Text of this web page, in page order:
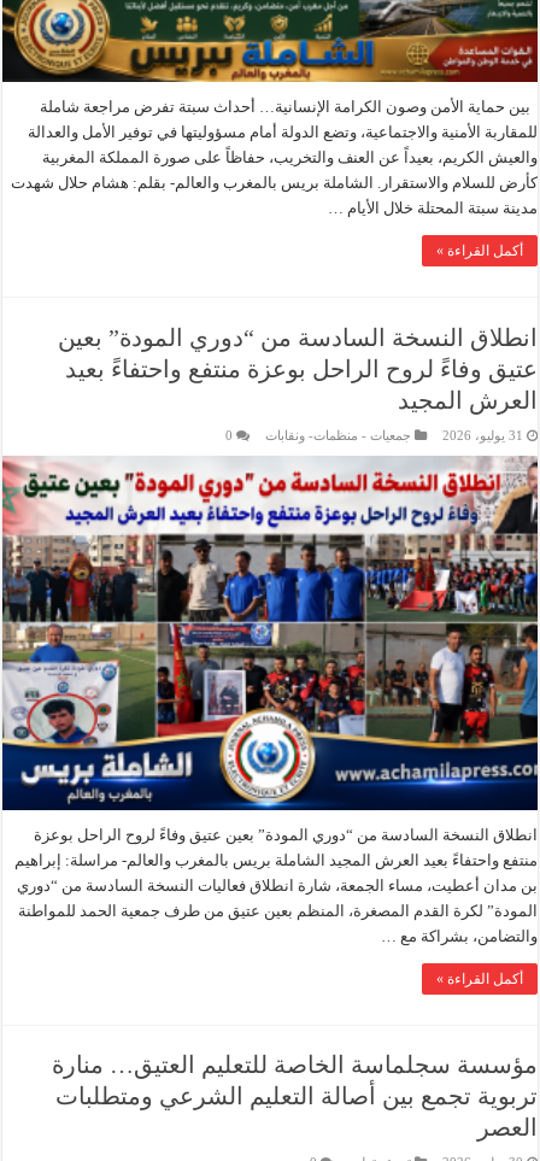
بين حماية الأمن وصون الكرامة الإنسانية… أحداث سبتة تفرض مراجعة شاملة
للمقاربة الأمنية والاجتماعية، وتضع الدولة أمام مسؤوليتها في توفير الأمل والعدالة
والعيش الكريم، بعيداً عن العنف والتخريب، حفاظاً على صورة المملكة المغربية
كأرض للسلام والاستقرار. الشاملة بريس بالمغرب والعالم- بقلم: هشام حلال شهدت
مدينة سبتة المحتلة خلال الأيام …
أكمل القراءة »
انطلاق النسخة السادسة من “دوري المودة” بعين
عتيق وفاءً لروح الراحل بوعزة منتفع واحتفاءً بعيد
العرش المجيد
31 يوليو، 2026 جمعيات - منظمات- ونقابات 0
انطلاق النسخة السادسة من “دوري المودة” بعين عتيق وفاءً لروح الراحل بوعزة
منتفع واحتفاءً بعيد العرش المجيد الشاملة بريس بالمغرب والعالم- مراسلة: إبراهيم
بن مدان أعطيت، مساء الجمعة، شارة انطلاق فعاليات النسخة السادسة من “دوري
المودة” لكرة القدم المصغرة، المنظم بعين عتيق من طرف جمعية الحمد للمواطنة
والتضامن، بشراكة مع …
أكمل القراءة »
مؤسسة سجلماسة الخاصة للتعليم العتيق… منارة
تربوية تجمع بين أصالة التعليم الشرعي ومتطلبات
العصر